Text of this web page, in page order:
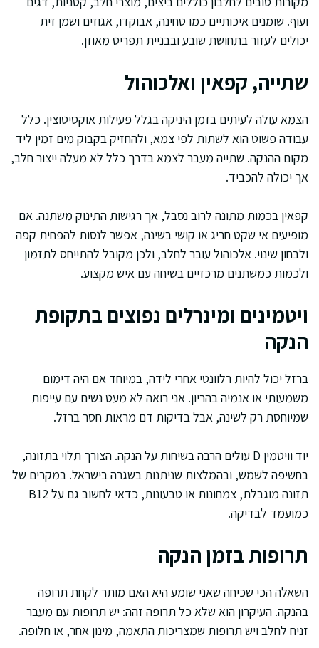
ועוף. שומנים איכותיים כמו טחינה, אבוקדו, אגוזים ושמן זית
יכולים לעזור בתחושת שובע ובבניית תפריט מאוזן.
שתייה, קפאין ואלכוהול
הצמא עולה לעיתים בזמן היניקה בגלל פעילות אוקסיטוצין. כלל
עבודה פשוט הוא לשתות לפי צמא, ולהחזיק בקבוק מים זמין ליד
מקום ההנקה. שתייה מעבר לצמא בדרך כלל לא מעלה ייצור חלב,
אך יכולה להכביד.
קפאין בכמות מתונה לרוב נסבל, אך רגישות התינוק משתנה. אם
מופיעים אי שקט חריג או קושי בשינה, אפשר לנסות להפחית קפה
ולבחון שינוי. אלכוהול עובר לחלב, ולכן מקובל להתייחס לתזמון
ולכמות כמשתנים מרכזיים בשיחה עם איש מקצוע.
ויטמינים ומינרלים נפוצים בתקופת
הנקה
ברזל יכול להיות רלוונטי אחרי לידה, במיוחד אם היה דימום
משמעותי או אנמיה בהריון. אני רואה לא מעט נשים עם עייפות
שמיוחסת רק לשינה, אבל בדיקות דם מראות חסר ברזל.
יוד וויטמין D עולים הרבה בשיחות על הנקה. הצורך תלוי בתזונה,
בחשיפה לשמש, ובהמלצות שניתנות בשגרה בישראל. במקרים של
תזונה מוגבלת, צמחונות או טבעונות, כדאי לחשוב גם על B12
כמועמד לבדיקה.
תרופות בזמן הנקה
השאלה הכי שכיחה שאני שומע היא האם מותר לקחת תרופה
בהנקה. העיקרון הוא שלא כל תרופה זהה: יש תרופות עם מעבר
זניח לחלב ויש תרופות שמצריכות התאמה, מינון אחר, או חלופה.